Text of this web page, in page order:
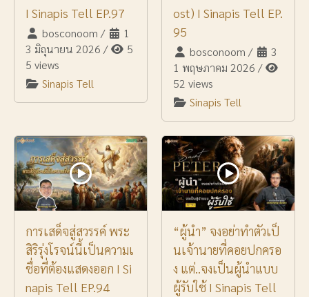
I Sinapis Tell EP.97
bosconoom /
1
3 มิถุนายน 2026 /
5
5 views
Sinapis Tell
ost) I Sinapis Tell EP.
95
bosconoom /
3
1 พฤษภาคม 2026 /
52 views
Sinapis Tell
การเสด็จสู่สวรรค์ พระ
สิริรุ่งโรจน์นี้เป็นความเ
ชื่อที่ต้องแสดงออก I Si
napis Tell EP.94
“ผู้นำ” จงอย่าทำตัวเป็
นเจ้านายที่คอยปกครอ
ง แต่..จงเป็นผู้นำแบบ
ผู้รับใช้ I Sinapis Tell